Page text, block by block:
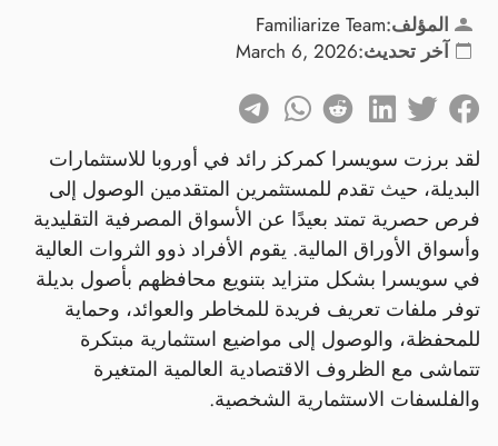
المؤلف:Familiarize Team
آخر تحديث:March 6, 2026
لقد برزت سويسرا كمركز رائد في أوروبا للاستثمارات
البديلة، حيث تقدم للمستثمرين المتقدمين الوصول إلى
فرص حصرية تمتد بعيدًا عن الأسواق المصرفية التقليدية
وأسواق الأوراق المالية. يقوم الأفراد ذوو الثروات العالية
في سويسرا بشكل متزايد بتنويع محافظهم بأصول بديلة
توفر ملفات تعريف فريدة للمخاطر والعوائد، وحماية
للمحفظة، والوصول إلى مواضيع استثمارية مبتكرة
تتماشى مع الظروف الاقتصادية العالمية المتغيرة
والفلسفات الاستثمارية الشخصية.